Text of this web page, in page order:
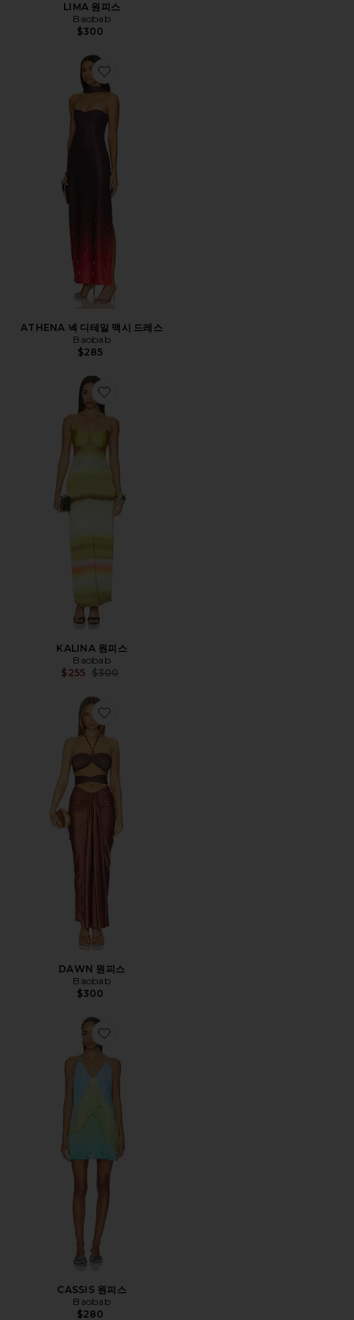
LIMA 원피스
Baobab
$300
Favorite ATHENA 넥 디테일 맥시 드레스
ATHENA 넥 디테일 맥시 드레스
Baobab
$285
Favorite KALINA 원피스
KALINA 원피스
Baobab
$255 Previous price:
$300
Favorite DAWN 원피스
DAWN 원피스
Baobab
$300
Favorite CASSIS 원피스
CASSIS 원피스
Baobab
$280